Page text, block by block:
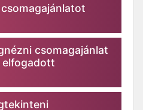
csomagajánlat
elfogadott